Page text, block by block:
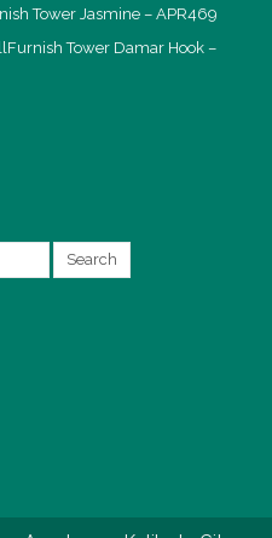
Tower Jasmine – APR469
Tower Damar Hook –